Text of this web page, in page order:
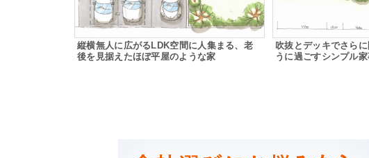
縦横無人に広がるLDK空間に人集まる、老
後を見据えたほぼ平屋のような家
吹抜とデッキでさら
うに過ごすシンプル